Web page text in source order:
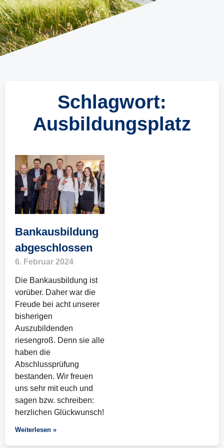
Schlagwort:
Ausbildungsplatz
Bankausbildung
abgeschlossen
6. Februar 2024
Die Bankausbildung ist
vorüber. Daher war die
Freude bei acht unserer
bisherigen
Auszubildenden
riesengroß. Denn sie alle
haben die
Abschlussprüfung
bestanden. Wir freuen
uns sehr mit euch und
sagen bzw. schreiben:
herzlichen Glückwunsch!
Weiterlesen »